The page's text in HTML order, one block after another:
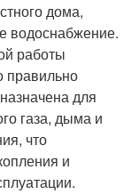
дома,
водоснабжение.
работы
правильно
для
газа, дыма и
что
и